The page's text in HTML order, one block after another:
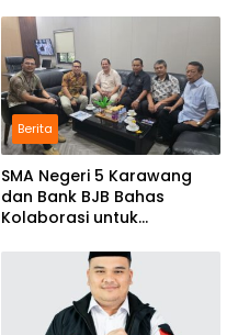
Berita
SMA Negeri 5 Karawang
dan Bank BJB Bahas
Kolaborasi untuk
Pendidikan